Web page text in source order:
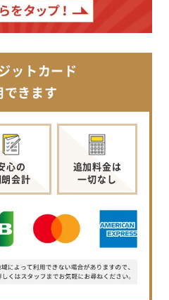
ットカード
できます
心の
朗会計
追加料金は
一切なし